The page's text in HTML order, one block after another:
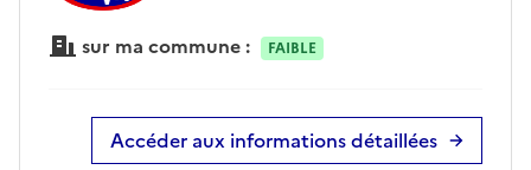
sur ma commune : FAIBLE
Accéder aux informations détaillées